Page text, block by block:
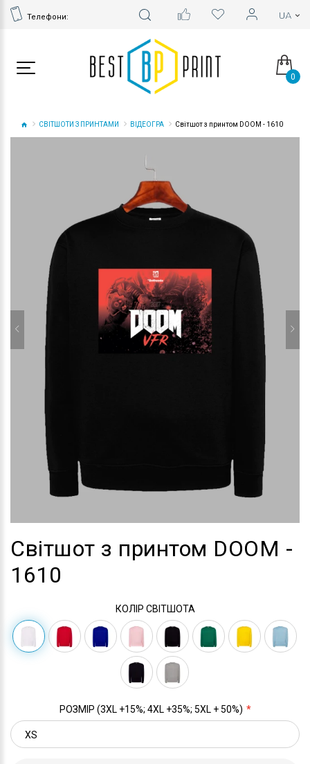
Телефони:
0
СВІТШОТИ З ПРИНТАМИ ВІДЕОГРА Світшот з принтом DOOM - 1610
Світшот з принтом DOOM -
1610
КОЛІР СВІТШОТА
РОЗМІР (3XL +15%; 4XL +35%; 5XL + 50%)